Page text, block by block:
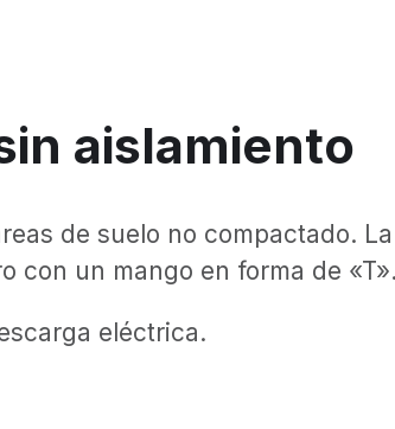
aislamiento
de suelo no compactado.
con un mango en forma de «T».
eléctrica.